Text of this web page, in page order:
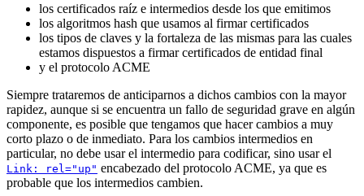
los certificados raíz e intermedios desde los que emitimos
los algoritmos hash que usamos al firmar certificados
los tipos de claves y la fortaleza de las mismas para las cuales
estamos dispuestos a firmar certificados de entidad final
y el protocolo ACME
Siempre trataremos de anticiparnos a dichos cambios con la mayor
rapidez, aunque si se encuentra un fallo de seguridad grave en algún
componente, es posible que tengamos que hacer cambios a muy
corto plazo o de inmediato. Para los cambios intermedios en
particular, no debe usar el intermedio para codificar, sino usar el
Link: rel="up" encabezado del protocolo ACME, ya que es
probable que los intermedios cambien.